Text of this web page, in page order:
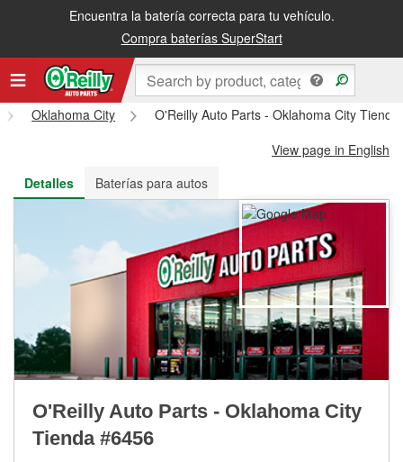
Encuentra la batería correcta para tu vehículo.
Compra baterías SuperStart
Recibe tu orden gratis al día siguiente o recógela en la tienda
Oklahoma City
O'Reilly Auto Parts - Oklahoma City
View page in English
Detalles
Baterías para autos
O'Reilly Auto Parts - Oklahoma City
Tienda #6456